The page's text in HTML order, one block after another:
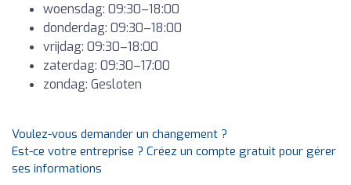
woensdag: 09:30–18:00
donderdag: 09:30–18:00
vrijdag: 09:30–18:00
zaterdag: 09:30–17:00
zondag: Gesloten
Voulez-vous demander un changement ?
Est-ce votre entreprise ? Créez un compte gratuit pour gérer
ses informations